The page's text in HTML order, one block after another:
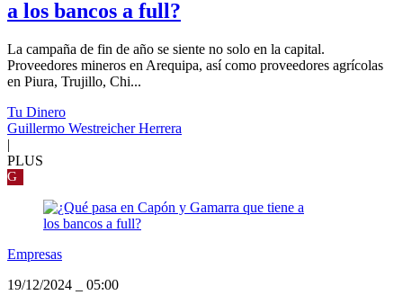
a los bancos a full?
La campaña de fin de año se siente no solo en la capital.
Proveedores mineros en Arequipa, así como proveedores agrícolas
en Piura, Trujillo, Chi...
Tu Dinero
Guillermo Westreicher Herrera
|
PLUS
G
Empresas
19/12/2024
05:00